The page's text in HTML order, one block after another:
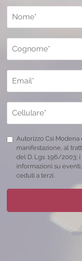
Autorizzo Csi Modena
manifestazione, al
del D. Lgs. 196/2003;
informazioni su
ceduti a terzi.